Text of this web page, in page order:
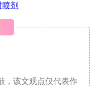
剂
，该文观点仅代表作